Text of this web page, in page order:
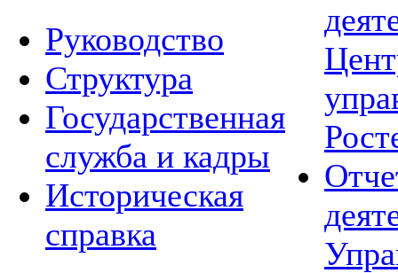
Руководство
Структура
Государственная
служба и кадры
Историческая
справка